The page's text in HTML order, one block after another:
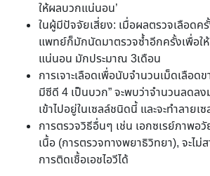
ให้ผลบวกแน่นอน’
ในผู้มีปัจจัยเสี่ยง: เมื่อผลตรวจเลือดค
แพทย์ก็มักนัดมาตรวจซ้ำอีกครั้งเพื่อใ
แน่นอน มักประมาณ 3เดือน
การเจาะเลือดเพื่อนับจำนวนเม็ดเลือ
มีซีดี 4 เป็นบวก” จะพบว่าจำนวนลดลงม
เข้าไปอยู่ในเซลล์ชนิดนี้ และจะทำลายเ
การตรวจวิธีอื่นๆ เช่น เอกซเรย์ภาพอ
เนื้อ (การตรวจทางพยาธิวิทยา), จะไม่
การติดเชื้อเอชไอวีได้